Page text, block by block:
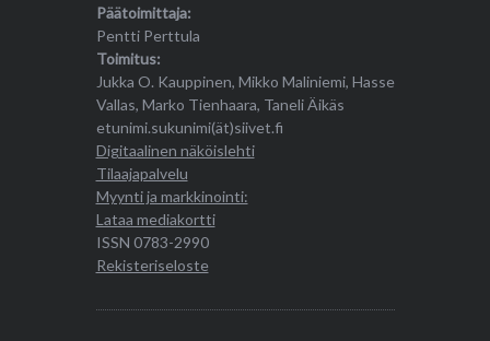
Päätoimittaja:
Pentti Perttula
Toimitus:
Jukka O. Kauppinen, Mikko Maliniemi, Hasse
Vallas, Marko Tienhaara, Taneli Äikäs
etunimi.sukunimi(ät)siivet.fi
Digitaalinen näköislehti
Tilaajapalvelu
Myynti ja markkinointi:
Lataa mediakortti
ISSN 0783-2990
Rekisteriseloste